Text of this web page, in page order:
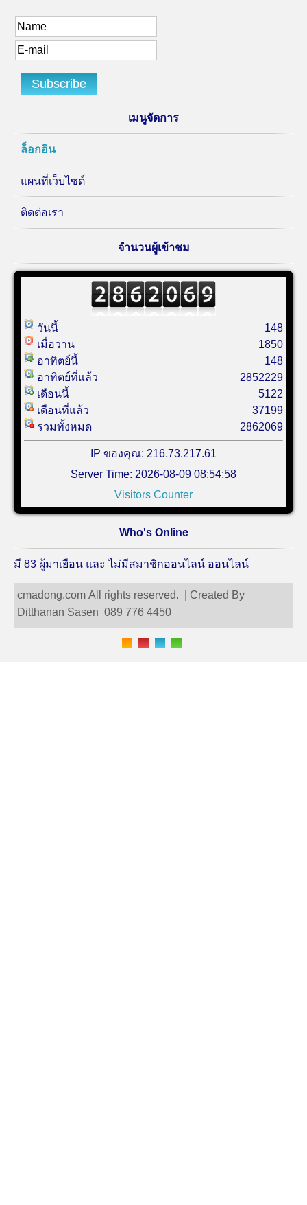
เมนูจัดการ
ล็อกอิน
แผนที่เว็บไซต์
ติดต่อเรา
จำนวนผู้เข้าชม
วันนี้
เมื่อวาน
อาทิตย์นี้
อาทิตย์ที่แล้ว
เดือนนี้
เดือนที่แล้ว
รวมทั้งหมด
148
1850
148
2852229
5122
37199
2862069
IP ของคุณ: 216.73.217.61
Server Time: 2026-08-09 08:54:58
Visitors Counter
Who's Online
มี 83 ผู้มาเยือน และ ไม่มีสมาชิกออนไลน์ ออนไลน์
cmadong.com All rights reserved. | Created By
Ditthanan Sasen 089 776 4450